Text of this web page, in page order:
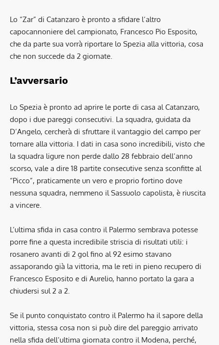
Lo “Zar” di Catanzaro è pronto a sfidare l’altro
capocannoniere del campionato, Francesco Pio Esposito,
che da parte sua vorrà riportare lo Spezia alla vittoria, cosa
che non succede da 2 giornate.
L’avversario
Lo Spezia è pronto ad aprire le porte di casa al Catanzaro,
dopo i due pareggi consecutivi. La squadra, guidata da
D’Angelo, cercherà di sfruttare il vantaggio del campo per
tornare alla vittoria. I dati in casa sono incredibili, visto che
la squadra ligure non perde dallo 28 febbraio dell’anno
scorso, vale a dire 18 partite consecutive senza sconfitte al
“Picco”, praticamente un vero e proprio fortino dove
nessuna squadra, nemmeno il Sassuolo capolista, è riuscita
a vincere.
L’ultima sfida in casa contro il Palermo sembrava potesse
porre fine a questa incredibile striscia di risultati utili: i
rosanero avanti di 2 gol fino al 92 esimo stavano
assaporando già la vittoria, ma le reti in pieno recupero di
Francesco Esposito e di Aurelio, hanno portato la gara a
chiudersi sul 2 a 2.
Se il punto conquistato contro il Palermo ha il sapore della
vittoria, stessa cosa non si può dire del pareggio arrivato
nella sfida dell’ultima giornata contro il Modena, perché,